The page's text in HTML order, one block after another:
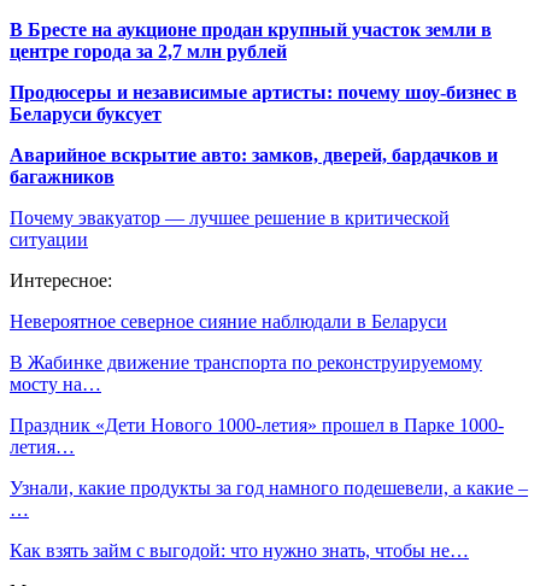
В Бресте на аукционе продан крупный участок земли в
центре города за 2,7 млн рублей
Продюсеры и независимые артисты: почему шоу-бизнес в
Беларуси буксует
Аварийное вскрытие авто: замков, дверей, бардачков и
багажников
Почему эвакуатор — лучшее решение в критической
ситуации
Интересное:
Невероятное северное сияние наблюдали в Беларуси
В Жабинке движение транспорта по реконструируемому
мосту на…
Праздник «Дети Нового 1000-летия» прошел в Парке 1000-
летия…
Узнали, какие продукты за год намного подешевели, а какие –
…
Как взять займ с выгодой: что нужно знать, чтобы не…